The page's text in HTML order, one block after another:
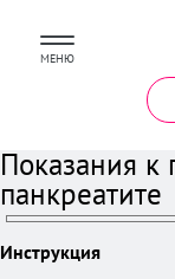
МЕНЮ
Показания
панкреатите
Инструкция